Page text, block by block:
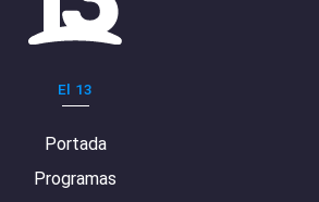
El 13
Portada
Programas